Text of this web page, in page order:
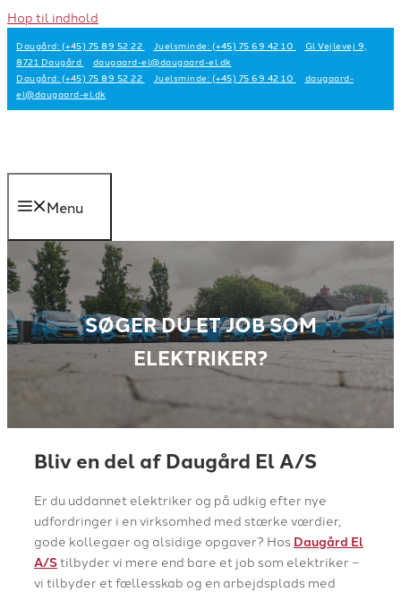
Hop til indhold
Daugård: (+45) 75 89 52 22 Juelsminde: (+45) 75 69 42 10
Gl Vejlevej 9,
8721 Daugård
daugaard-el@daugaard-el.dk
Daugård: (+45) 75 89 52 22
Juelsminde: (+45) 75 69 42 10
daugaard-
el@daugaard-el.dk
Menu
SØGER DU ET JOB SOM
ELEKTRIKER?
Bliv en del af Daugård El A/S
Er du uddannet elektriker og på udkig efter nye
udfordringer i en virksomhed med stærke værdier,
gode kollegaer og alsidige opgaver? Hos Daugård El
A/Stilbyder vi mere end bare et job som elektriker –
vi tilbyder et fællesskab og en arbejdsplads med